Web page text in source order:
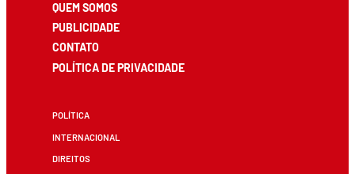
QUEM SOMOS
PUBLICIDADE
CONTATO
POLÍTICA DE PRIVACIDADE
POLÍTICA
INTERNACIONAL
DIREITOS